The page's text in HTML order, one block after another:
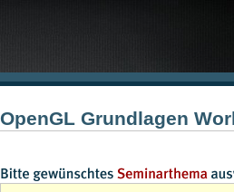
OpenGL Grundlagen